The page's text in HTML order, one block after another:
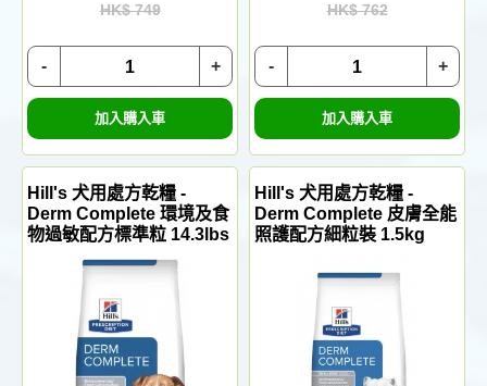
HK$ 749
+
-
加入購入車
HK$ 762
+
-
加入購入車
Hill's 犬用處方乾糧 -
Derm Complete 環境及食
物過敏配方標準粒 14.3lbs
Hill's 犬用處方乾糧 -
Derm Complete 皮膚全能
照護配方細粒裝 1.5kg